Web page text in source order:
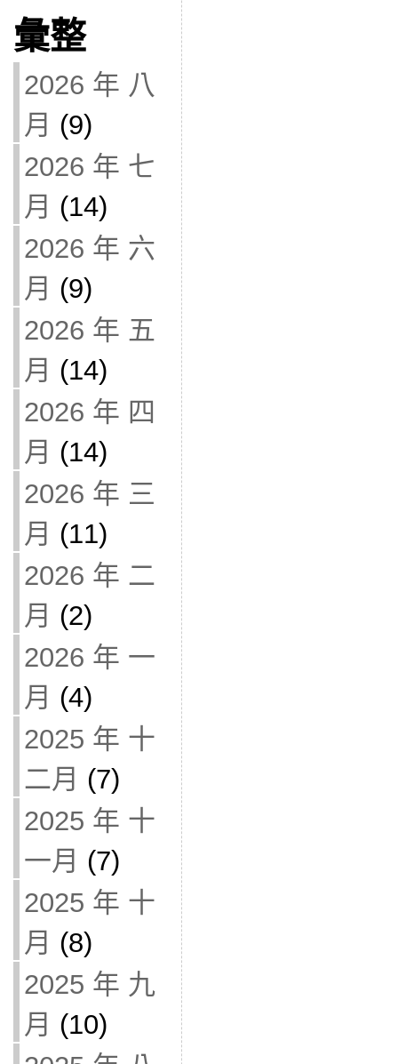
彙整
2026 年 八
月 (9)
2026 年 七
月 (14)
2026 年 六
月 (9)
2026 年 五
月 (14)
2026 年 四
月 (14)
2026 年 三
月 (11)
2026 年 二
月 (2)
2026 年 一
月 (4)
2025 年 十
二月 (7)
2025 年 十
一月 (7)
2025 年 十
月 (8)
2025 年 九
月 (10)